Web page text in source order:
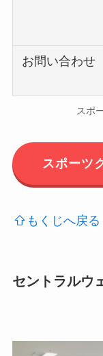
お問い合わせ
スポ
スポーツ
もくじへ戻る
セントラルウ